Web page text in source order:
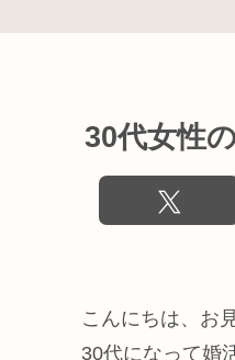
30代女性
こんにちは、お
30代になって婚